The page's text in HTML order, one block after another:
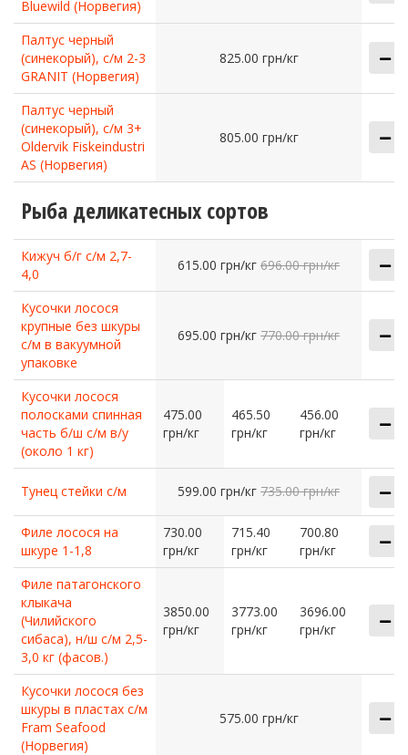
Bluewild (Норвегия)
Палтус черный
(синекорый), с/м 2-3
GRANIT (Норвегия)
825.00 грн/кг
Палтус черный
(синекорый), с/м 3+
Oldervik Fiskeindustri
AS (Норвегия)
805.00 грн/кг
Рыба деликатесных сортов
Кижуч б/г с/м 2,7-
4,0
615.00 грн/кг 696.00 грн/кг
Кусочки лосося
крупные без шкуры
с/м в вакуумной
упаковке
695.00 грн/кг 770.00 грн/кг
Кусочки лосося
полосками спинная
часть б/ш с/м в/у
(около 1 кг)
475.00
грн/кг
465.50
грн/кг
456.00
грн/кг
Тунец стейки с/м 599.00 грн/кг 735.00 грн/кг
Филе лосося на
шкуре 1-1,8
730.00
грн/кг
715.40
грн/кг
700.80
грн/кг
Филе патагонского
клыкача
(Чилийского
сибаса), н/ш с/м 2,5-
3,0 кг (фасов.)
3850.00
грн/кг
3773.00
грн/кг
3696.00
грн/кг
Кусочки лосося без
шкуры в пластах с/м
Fram Seafood
(Норвегия)
575.00 грн/кг